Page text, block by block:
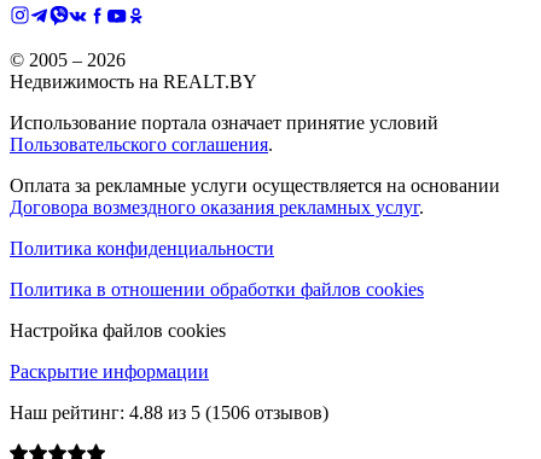
© 2005 – 2026
Недвижимость на REALT.BY
Использование портала означает принятие условий
Пользовательского соглашения.
Оплата за рекламные услуги осуществляется на основании
Договора возмездного оказания рекламных услуг.
Политика конфиденциальности
Политика в отношении обработки файлов cookies
Настройка файлов cookies
Раскрытие информации
Наш рейтинг: 4.88 из 5 (1506 отзывов)